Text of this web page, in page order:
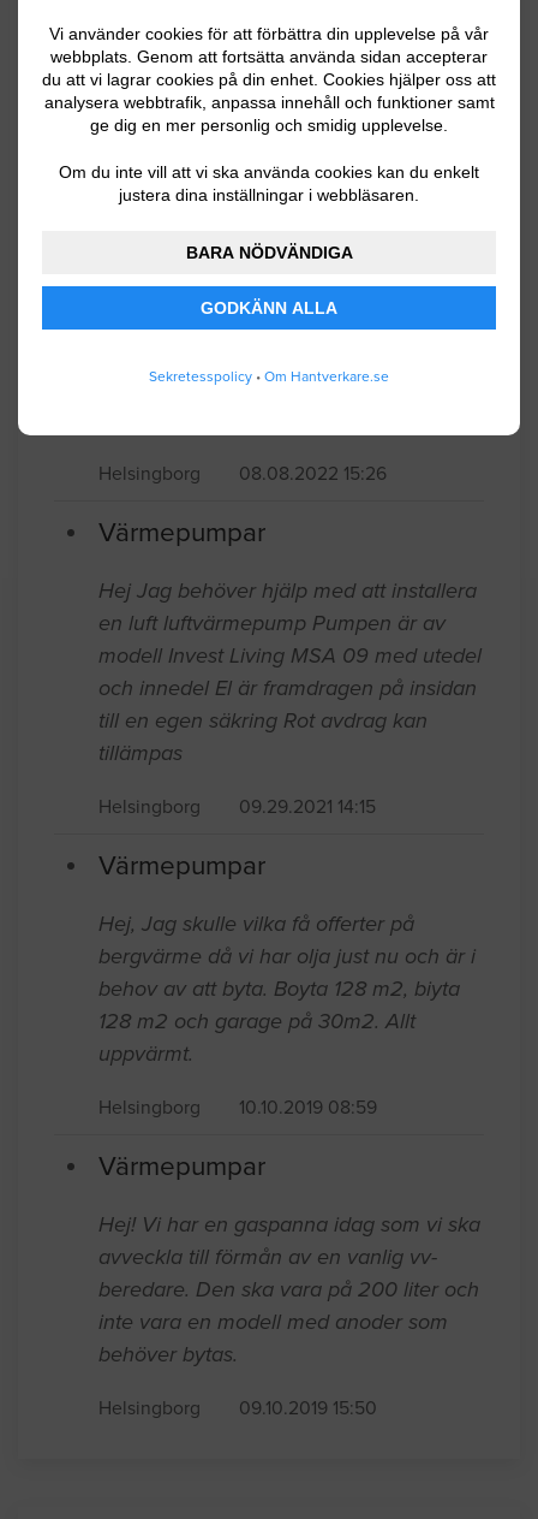
Vi använder cookies för att förbättra din upplevelse på vår
webbplats. Genom att fortsätta använda sidan accepterar
du att vi lagrar cookies på din enhet. Cookies hjälper oss att
analysera webbtrafik, anpassa innehåll och funktioner samt
ge dig en mer personlig och smidig upplevelse.
Om du inte vill att vi ska använda cookies kan du enkelt
justera dina inställningar i webbläsaren.
BARA NÖDVÄNDIGA
GODKÄNN ALLA
Sekretesspolicy • Om Hantverkare.se
Jag vill köpa och installera en
luftvärmepump i min kolonistuga i
Helsingborg. Stugan är ca 41 kvm och
taket är lägre än i standardbostäder. Jag
sms.
09.27.2022 09:50
Värmepumpar
varmvattenberedare. har luftvärmepump
Helsingborg 08.08.2022 15:26
Värmepumpar
Hej Jag behöver hjälp med att installera
en luft luftvärmepump Pumpen är av
modell Invest Living MSA 09 med utedel
och innedel El är framdragen på insidan
till en egen säkring Rot avdrag kan
tillämpas
Helsingborg 09.29.2021 14:15
Värmepumpar
Hej, Jag skulle vilka få offerter på
bergvärme då vi har olja just nu och är i
behov av att byta. Boyta 128 m2, biyta
128 m2 och garage på 30m2. Allt
uppvärmt.
Helsingborg 10.10.2019 08:59
Värmepumpar
Hej! Vi har en gaspanna idag som vi ska
avveckla till förmån av en vanlig vv-
beredare. Den ska vara på 200 liter och
inte vara en modell med anoder som
behöver bytas.
Helsingborg 09.10.2019 15:50